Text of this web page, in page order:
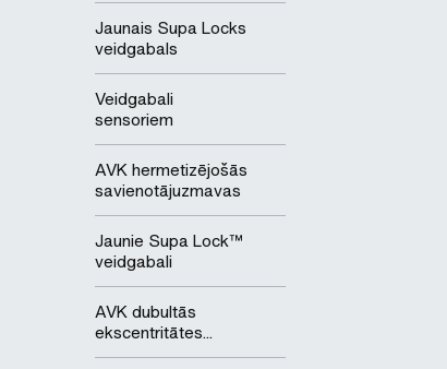
Jaunais Supa Locks
veidgabals
Veidgabali
sensoriem
AVK hermetizējošās
savienotājuzmavas
Jaunie Supa Lock™
veidgabali
AVK dubultās
ekscentritātes...